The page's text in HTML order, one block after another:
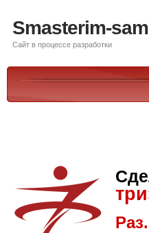
Smasterim-
Сайт в процессе разработки
Раз.